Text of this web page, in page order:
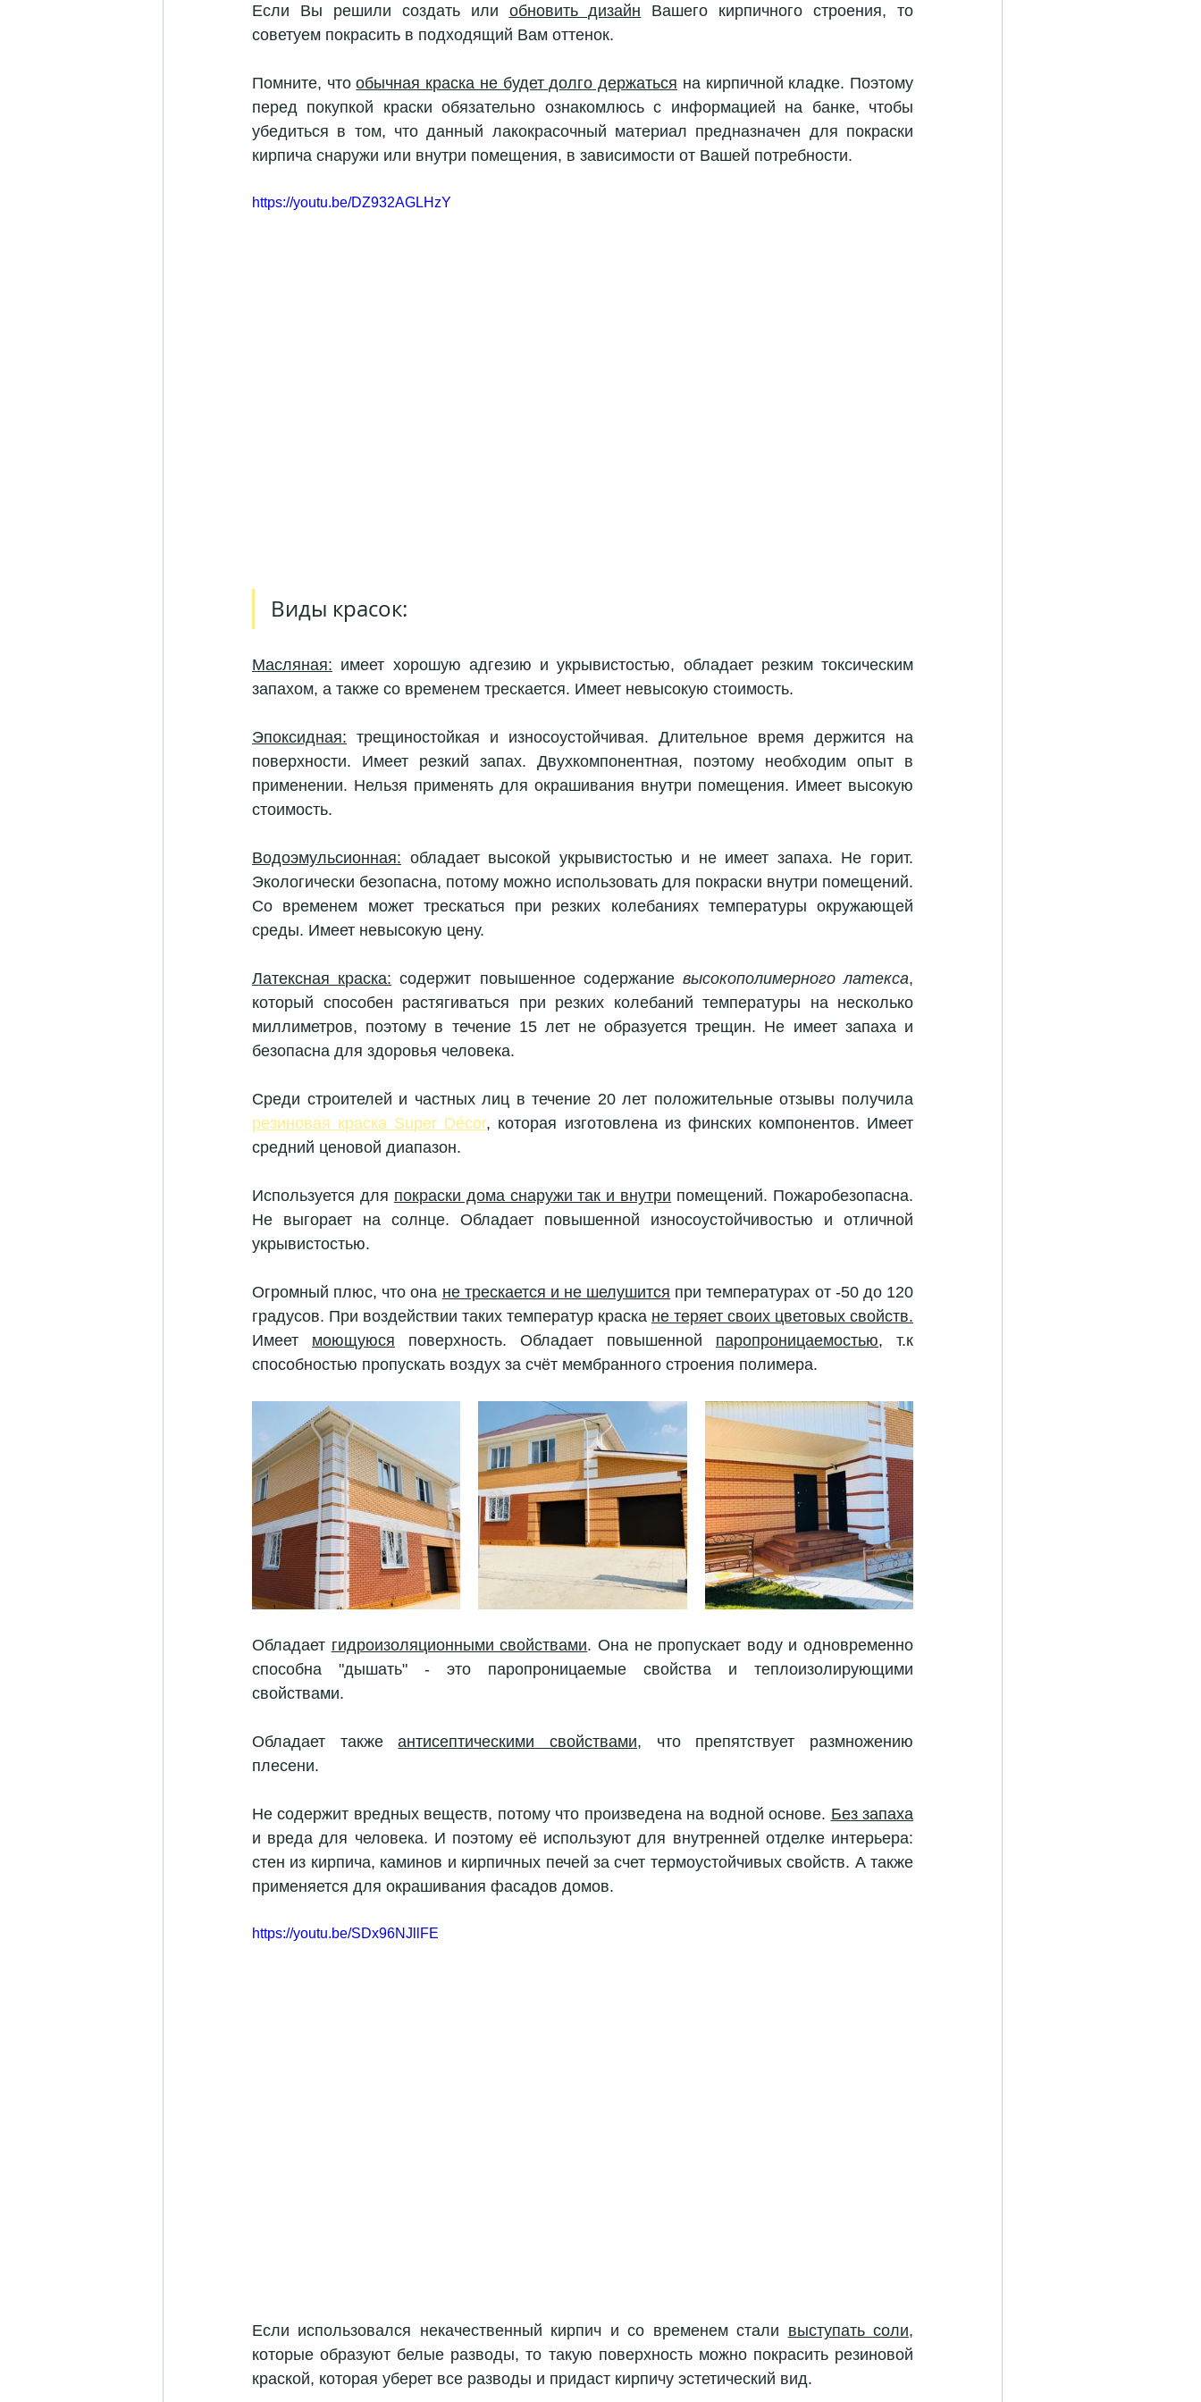
Если Вы решили создать или обновить дизайн Вашего кирпичного строения, то
советуем покрасить в подходящий Вам оттенок.
Помните, что обычная краска не будет долго держаться на кирпичной кладке. Поэтому
перед покупкой краски обязательно ознакомлюсь с информацией на банке, чтобы
убедиться в том, что данный лакокрасочный материал предназначен для покраски
кирпича снаружи или внутри помещения, в зависимости от Вашей потребности.
https://youtu.be/DZ932AGLHzY
Виды красок:
Масляная: имеет хорошую адгезию и укрывистостью, обладает резким токсическим
запахом, а также со временем трескается. Имеет невысокую стоимость.
Эпоксидная: трещиностойкая и износоустойчивая. Длительное время держится на
поверхности. Имеет резкий запах. Двухкомпонентная, поэтому необходим опыт в
применении. Нельзя применять для окрашивания внутри помещения. Имеет высокую
стоимость.
Водоэмульсионная: обладает высокой укрывистостью и не имеет запаха. Не горит.
Экологически безопасна, потому можно использовать для покраски внутри помещений.
Со временем может трескаться при резких колебаниях температуры окружающей
среды. Имеет невысокую цену.
Латексная краска: содержит повышенное содержание высокополимерного латекса,
который способен растягиваться при резких колебаний температуры на несколько
миллиметров, поэтому в течение 15 лет не образуется трещин. Не имеет запаха и
безопасна для здоровья человека.
резиновая краска Super Décor, которая изготовлена из финских компонентов. Имеет
средний ценовой диапазон.
Используется для покраски дома снаружи так и внутри помещений. Пожаробезопасна.
Не выгорает на солнце. Обладает повышенной износоустойчивостью и отличной
укрывистостью.
Огромный плюс, что она не трескается и не шелушится при температурах от -50 до 120
градусов. При воздействии таких температур краска не теряет своих цветовых свойств.
Имеет моющуюся поверхность. Обладает повышенной паропроницаемостью, т.к
способностью пропускать воздух за счёт мембранного строения полимера.
Обладает гидроизоляционными свойствами. Она не пропускает воду и одновременно
способна "дышать" - это паропроницаемые свойства и теплоизолирующими
свойствами.
Обладает также антисептическими свойствами, что препятствует размножению
плесени.
Не содержит вредных веществ, потому что произведена на водной основе. Без запаха
и вреда для человека. И поэтому её используют для внутренней отделке интерьера:
стен из кирпича, каминов и кирпичных печей за счет термоустойчивых свойств. А также
применяется для окрашивания фасадов домов.
https://youtu.be/SDx96NJllFE
Если использовался некачественный кирпич и со временем стали выступать соли,
которые образуют белые разводы, то такую поверхность можно покрасить резиновой
краской, которая уберет все разводы и придаст кирпичу эстетический вид.